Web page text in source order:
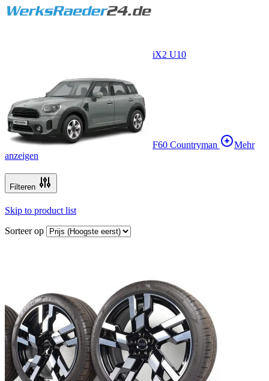
iX2 U10
F60 Countryman
Mehr
anzeigen
Filteren
Skip to product list
Sorteer op